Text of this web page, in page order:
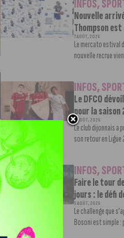
INFOS,
Nouvelle
Thompson
7 AOÛT, 2026
Le mercato estival
nouvelle recrue
INFOS,
Le DFCO
pour la
6 AOÛT, 2026
Le club dijonnais a
son retour en Ligue
INFOS,
Faire le tour
jours : le défi
5 AOÛT, 2026
Le challenge que
Bosoni est simple :